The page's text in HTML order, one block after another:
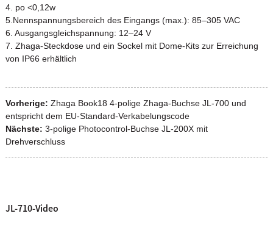
4. po <0,12w
5.Nennspannungsbereich des Eingangs (max.): 85–305 VAC
6. Ausgangsgleichspannung: 12–24 V
7. Zhaga-Steckdose und ein Sockel mit Dome-Kits zur Erreichung
von IP66 erhältlich
Vorherige: Zhaga Book18 4-polige Zhaga-Buchse JL-700 und
entspricht dem EU-Standard-Verkabelungscode
Nächste: 3-polige Photocontrol-Buchse JL-200X mit
Drehverschluss
JL-710-Video